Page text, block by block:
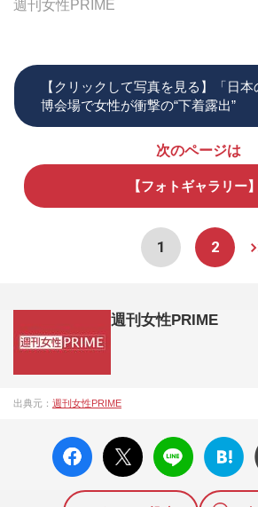
週刊女性PRIME
【クリックして写真を見る】「日
博会場で女性が衝撃の“下着露出”
次のページは
【フォトギャラリー】
1 2
週刊女性PRIME
成27年）1月に開設された主婦と生活社
陣の執筆記事を配信するほか、女性週刊
面に掲載された記事から、インターネッ
特に関心の高い題材の記事を、WEB向
出典元： 週刊女性PRIME
facebo
ok い
X ポス
ト
LINE
はてな
ブック
に追加